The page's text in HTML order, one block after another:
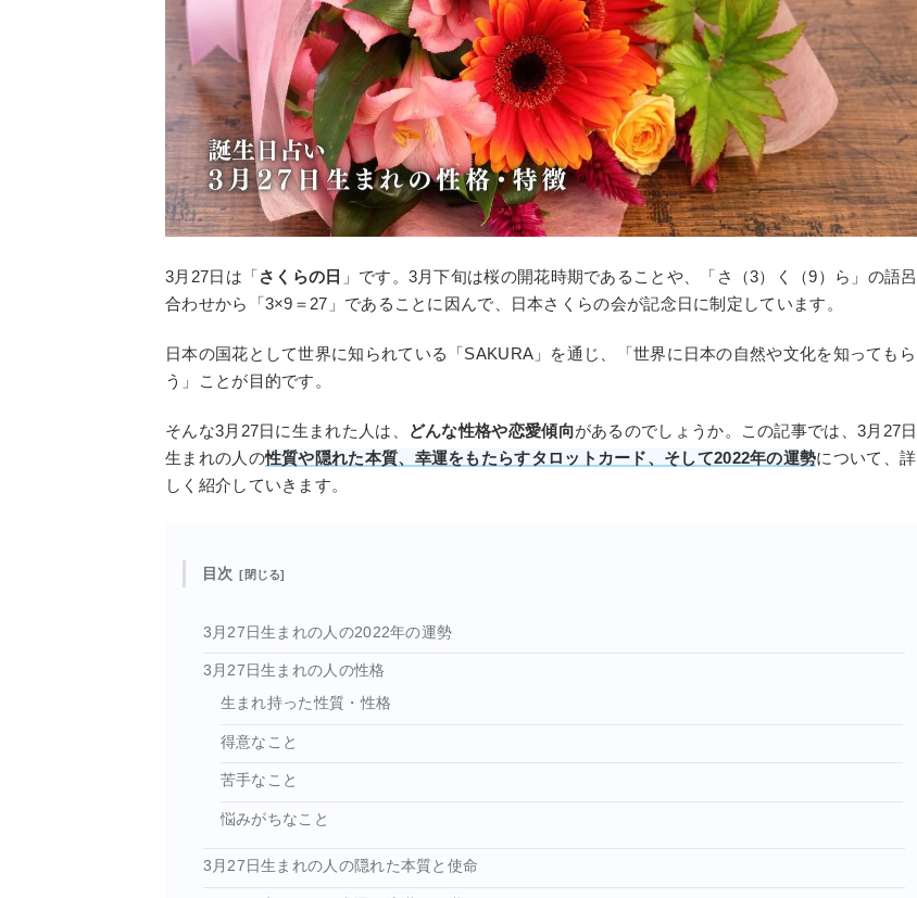
3月27日は「さくらの日 」です。3月下旬は桜の開花時期であることや、「さ（3）く（9）ら」の語呂
合わせから「3×9＝27」であることに因んで、日本さくらの会が記念日に制定しています。
日本の国花として世界に知られている「SAKURA」を通じ、「世界に日本の自然や文化を知ってもら
う」ことが目的です。
そんな3月27日に生まれた人は、 どんな性格や恋愛傾向があるのでしょうか。この記事では、3月27日
生まれの人の性質や隠れた本質、幸運をもたらすタロットカード、そして2022年の運勢について、詳
しく紹介していきます。
目次
3月27日生まれの人の2022年の運勢
3月27日生まれの人の性格
生まれ持った性質・性格
得意なこと
苦手なこと
悩みがちなこと
3月27日生まれの人の隠れた本質と使命